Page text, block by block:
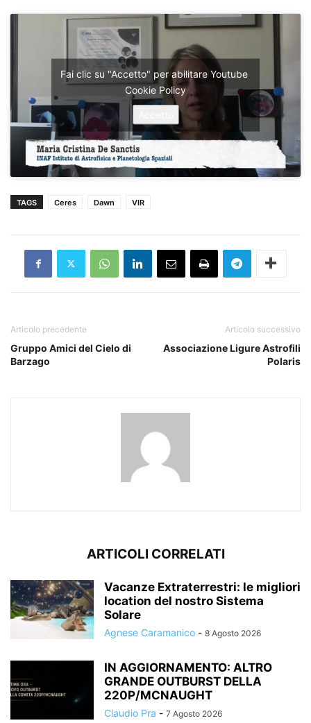
Fai clic su "Accetto" per abilitare Youtube
Cookie Policy
TAGS Ceres Dawn VIR
Articolo precedente
Gruppo Amici del Cielo di
Barzago
Articolo successivo
Associazione Ligure Astrofili
Polaris
ARTICOLI CORRELATI
Vacanze Extraterrestri: le migliori
location del nostro Sistema
Solare
Agnese Caramanico - 8 Agosto 2026
IN AGGIORNAMENTO: ALTRO
GRANDE OUTBURST DELLA
220P/MCNAUGHT
Claudio Pra - 7 Agosto 2026